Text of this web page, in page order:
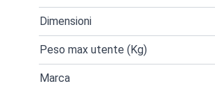
Dimensioni
Peso max utente (Kg)
Marca